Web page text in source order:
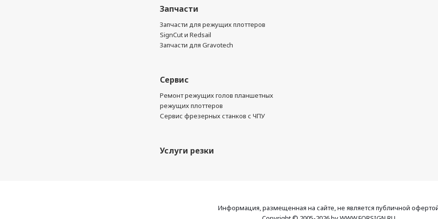
Запчасти
Запчасти для режущих плоттеров
SignCut и Redsail
Запчасти для Gravotech
Сервис
Ремонт режущих голов планшетных
режущих плоттеров
Сервис фрезерных станков с ЧПУ
Услуги резки
Информация, размещенная на сайте, не является публичной